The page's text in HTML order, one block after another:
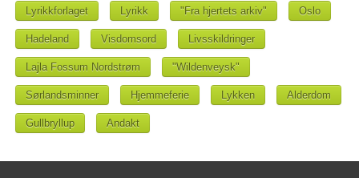
Lyrikkforlaget Lyrikk "Fra hjertets arkiv" Oslo
Hadeland Visdomsord Livsskildringer
Lajla Fossum Nordstrøm "Wildenveysk"
Sørlandsminner Hjemmeferie Lykken Alderdom
Gullbryllup Andakt